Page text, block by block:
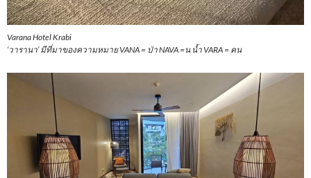
Varana Hotel Krabi
‘วารานา’ มีที่มาของความหมาย VANA = ป่า NAVA =น น้ำ VARA = คน